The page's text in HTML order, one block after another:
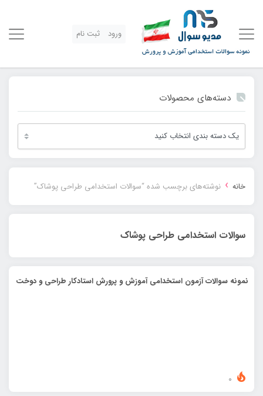
ورود ثبت نام
دسته‌های محصولات
خانه › نوشته‌های برچسب شده “سوالات استخدامی طراحی پوشاک”
سوالات استخدامی طراحی پوشاک
نمونه سوالات آزمون استخدامی آموزش و پرورش استادکار طراحی و دوخت